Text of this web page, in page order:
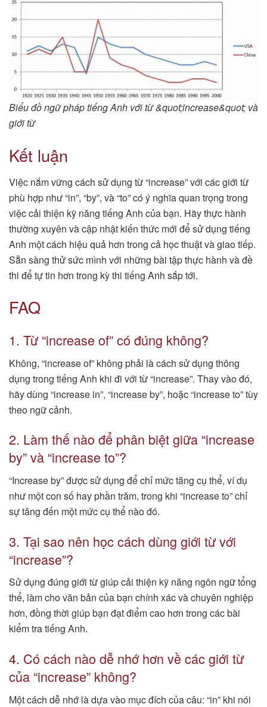
Biểu đồ ngữ pháp tiếng Anh với từ &quot;increase&quot; và
giới từ
Kết luận
Việc nắm vững cách sử dụng từ “increase” với các giới từ
phù hợp như “in”, “by”, và “to” có ý nghĩa quan trọng trong
việc cải thiện kỹ năng tiếng Anh của bạn. Hãy thực hành
thường xuyên và cập nhật kiến thức mới để sử dụng tiếng
Anh một cách hiệu quả hơn trong cả học thuật và giao tiếp.
Sẵn sàng thử sức mình với những bài tập thực hành và đề
thi để tự tin hơn trong kỳ thi tiếng Anh sắp tới.
FAQ
1. Từ “increase of” có đúng không?
Không, “increase of” không phải là cách sử dụng thông
dụng trong tiếng Anh khi đi với từ “increase”. Thay vào đó,
hãy dùng “increase in”, “increase by”, hoặc “increase to” tùy
theo ngữ cảnh.
2. Làm thế nào để phân biệt giữa “increase
by” và “increase to”?
“Increase by” được sử dụng để chỉ mức tăng cụ thể, ví dụ
như một con số hay phần trăm, trong khi “increase to” chỉ
sự tăng đến một mức cụ thể nào đó.
3. Tại sao nên học cách dùng giới từ với
“increase”?
Sử dụng đúng giới từ giúp cải thiện kỹ năng ngôn ngữ tổng
thể, làm cho văn bản của bạn chính xác và chuyên nghiệp
hơn, đồng thời giúp bạn đạt điểm cao hơn trong các bài
kiểm tra tiếng Anh.
4. Có cách nào dễ nhớ hơn về các giới từ
của “increase” không?
Một cách dễ nhớ là dựa vào mục đích của câu: “in” khi nói